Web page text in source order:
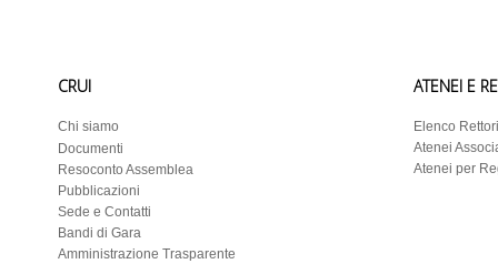
CRUI
Chi siamo
Documenti
Resoconto Assemblea
Pubblicazioni
Sede e Contatti
Bandi di Gara
Amministrazione Trasparente
ATENEI E
Elenco Rettori
Atenei
Atenei per